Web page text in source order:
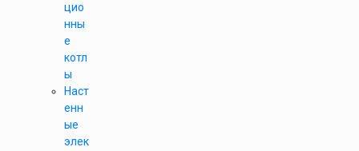
цио
нны
е
котл
ы
Наст
енн
ые
элек